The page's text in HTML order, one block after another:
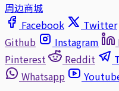
周边商城
Facebook
Twitter
Github
Instagram
Pinterest
Reddit
Whatsapp